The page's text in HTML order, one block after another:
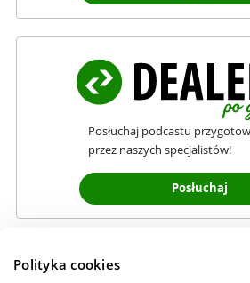
Polityka cookies
Posłuchaj podcastu
przez naszych specjalistów!
Posłuchaj